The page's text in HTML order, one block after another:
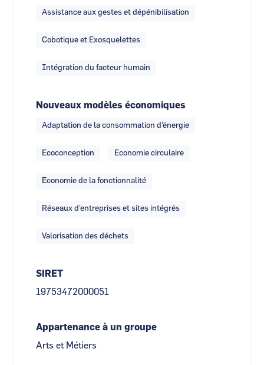
Assistance aux gestes et dépénibilisation
Cobotique et Exosquelettes
Intégration du facteur humain
Nouveaux modèles économiques
Adaptation de la consommation d'énergie
Ecoconception Economie circulaire
Economie de la fonctionnalité
Réseaux d'entreprises et sites intégrés
Valorisation des déchets
SIRET
19753472000051
Appartenance à un groupe
Arts et Métiers